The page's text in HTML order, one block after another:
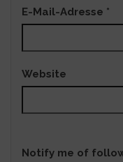
E-Mail-Adresse *
Website
Notify me of